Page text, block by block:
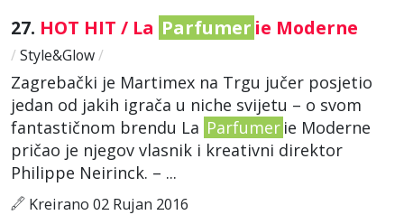
27. HOT HIT / La Parfumer ie Moderne
/ Style&Glow/
Zagrebački je Martimex na Trgu jučer posjetio
jedan od jakih igrača u niche svijetu – o svom
fantastičnom brendu La Parfumer ie Moderne
pričao je njegov vlasnik i kreativni direktor
Philippe Neirinck. – ...
Kreirano 02 Rujan 2016